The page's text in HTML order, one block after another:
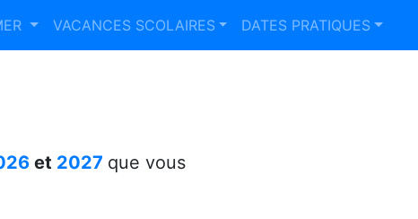
VACANCES SCOLAIRES DATES PRATIQUES
et 2027 que vous